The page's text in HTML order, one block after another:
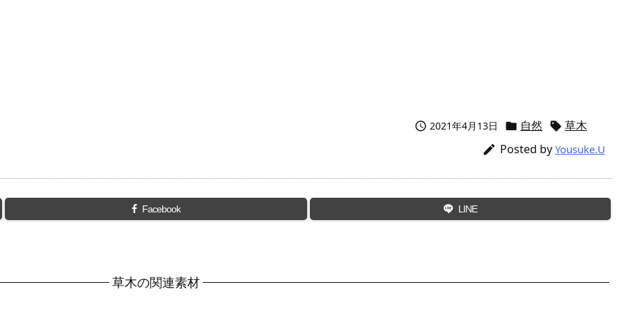
 2021年4月13日  自然  草木
 Posted by Yousuke.U
Facebook LINE
草木の関連素材